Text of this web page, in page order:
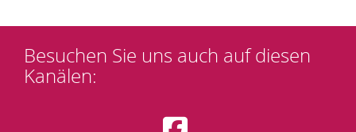
Besuchen Sie uns auch aufdiesen
Kanälen: